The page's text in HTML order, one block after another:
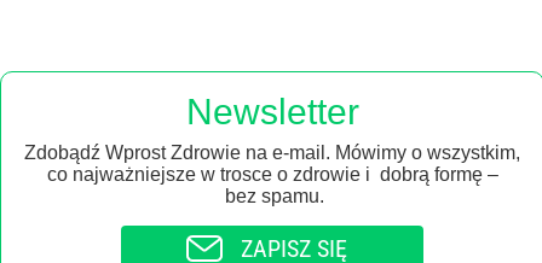
Newsletter
Zdobądź Wprost Zdrowie na e-mail. Mówimy o wszystkim,
co najważniejsze w trosce o zdrowie i dobrą formę –
bez spamu.
ZAPISZ SIĘ